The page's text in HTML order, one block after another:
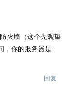
火墙（这个先观望
，你的服务器是
回复